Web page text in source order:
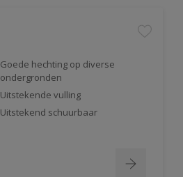
Goede hechting op diverse
ondergronden
Uitstekende vulling
Uitstekend schuurbaar